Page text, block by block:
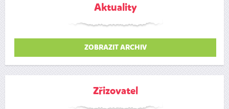
Aktuality
ZOBRAZIT ARCHIV
Zřizovatel